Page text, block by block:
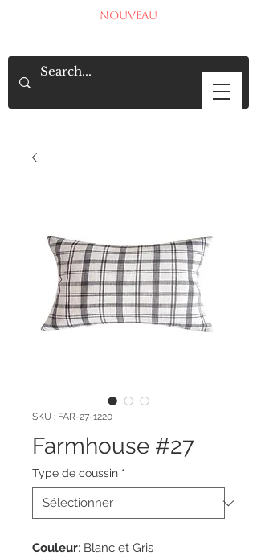
NOUVEAU
SKU : FAR-27-1220
Farmhouse #27
Type de coussin *
Couleur: Blanc et Gris